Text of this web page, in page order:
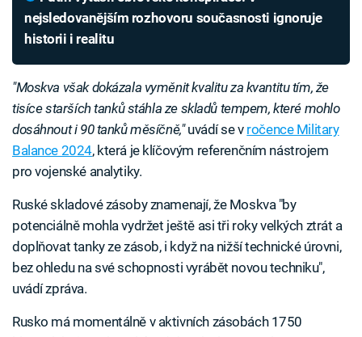
nejsledovanějším rozhovoru současnosti ignoruje
historii i realitu
"Moskva však dokázala vyměnit kvalitu za kvantitu tím, že
tisíce starších tanků stáhla ze skladů tempem, které mohlo
dosáhnout i 90 tanků měsíčně,"uvádí se v ročence Military
Balance 2024, která je klíčovým referenčním nástrojem
pro vojenské analytiky.
Ruské skladové zásoby znamenají, že Moskva "by
potenciálně mohla vydržet ještě asi tři roky velkých ztrát a
doplňovat tanky ze zásob, i když na nižší technické úrovni,
bez ohledu na své schopnosti vyrábět novou techniku",
uvádí zpráva.
Rusko má momentálně v aktivních zásobách 1750